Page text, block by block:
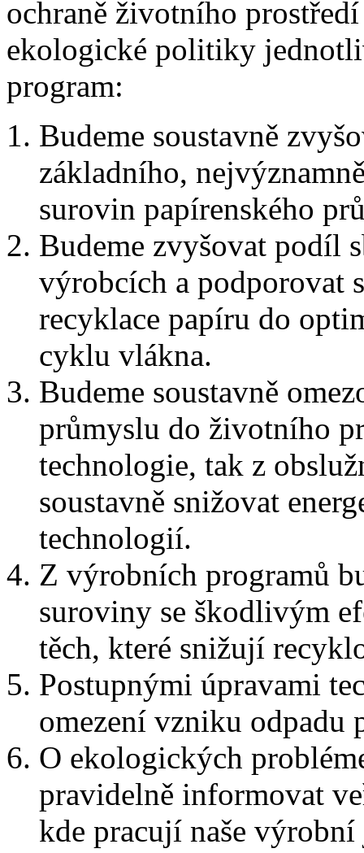
ochraně životního
ekologické politiky
program:
Budeme soustavně
základního,
surovin papírenského
Budeme zvyšovat podíl
výrobcích a podporovat
recyklace papíru do
cyklu vlákna.
Budeme soustavně
průmyslu do životního
technologie, tak z
soustavně snižovat
technologií.
Z výrobních programů
suroviny se škodlivým
těch, které snižují
Postupnými úpravami
omezení vzniku odpadu
O ekologických
pravidelně informovat
kde pracují naše